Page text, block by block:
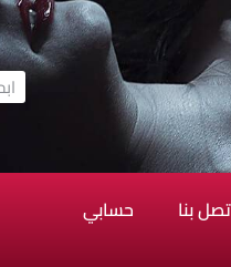
بنا حسابي